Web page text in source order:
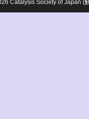
Catalysis Society of Japan (